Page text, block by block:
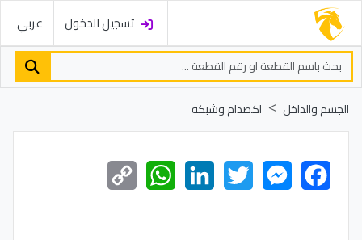
تسجيل الدخول عربي
الجسم والداخل اكصدام وشبكه
Facebook
Messenger
Twitter
LinkedIn
WhatsApp
Copy
Link